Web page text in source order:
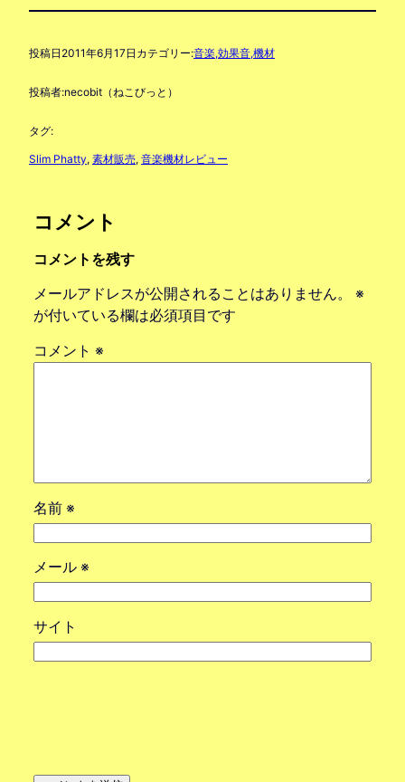
投稿日 2011年6月17日 カテゴリー:音楽,効果音,機材
投稿者:necobit（ねこびっと）
タグ:
Slim Phatty, 素材販売, 音楽機材レビュー
コメント
コメントを残す
メールアドレスが公開されることはありません。
※
が付いている欄は必須項目です
コメント ※
名前 ※
メール ※
サイト